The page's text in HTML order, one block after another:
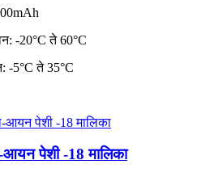
-20°C ते 60°C
-5°C ते 35°C
आयन पेशी -18 मालिका